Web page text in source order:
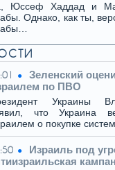
Юссеф Хаддад и
Однако, как ты,
Зеленский
по ПВО
Украины
что Украина
о покупке
Израиль под